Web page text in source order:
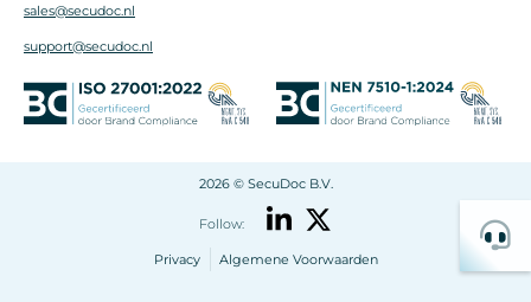
sales@secudoc.nl
support@secudoc.nl
2026 © SecuDoc B.V.
Follow:
Privacy Algemene Voorwaarden